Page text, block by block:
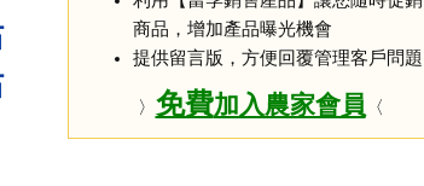
商品，增加產品曝光機會
提供留言版，方便回覆管理客戶問題
〉 免費加入農家會員 〈